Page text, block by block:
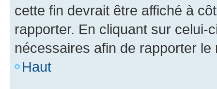
cette fin devrait être affiché à
rapporter. En cliquant sur
nécessaires afin de rapporter le
Haut